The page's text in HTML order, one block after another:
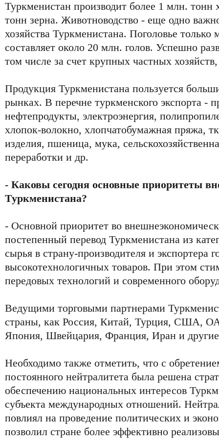
Туркменистан производит более 1 млн. тонн
тонн зерна. Животноводство - еще одно
хозяйства Туркменистана. Поголовье только
составляет около 20 млн. голов. Успешно
том числе за счет крупных частных
Продукция Туркменистана пользуется
рынках. В перечне туркменского экспорта -
нефтепродукты, электроэнергия,
хлопок-волокно, хлопчатобумажная пряжа,
изделия, пшеница, мука,
переработки и др.
- Каковы сегодня основные приоритеты
Туркменистана?
- Основной приоритет во
постепенный перевод Туркменистана из
сырья в страну-производителя и экспортера
высокотехнологичных товаров. При этом
передовых технологий и современного
Ведущими торговыми партнерами
страны, как Россия, Китай, Турция, США,
Япония, Швейцария, Франция, Иран и
Необходимо также отметить, что с
постоянного нейтралитета была решена
обеспечению национальных интересов
субъекта международных отношений.
повлиял на проведение политических и
позволил стране более эффективно